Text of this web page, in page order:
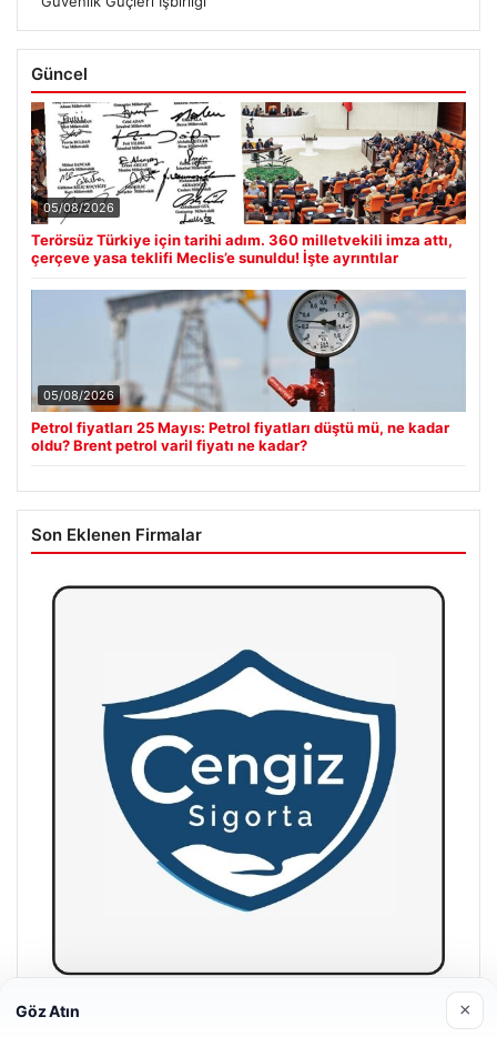
Güncel
05/08/2026
Terörsüz Türkiye için tarihi adım. 360 milletvekili imza attı,
çerçeve yasa teklifi Meclis’e sunuldu! İşte ayrıntılar
05/08/2026
Petrol fiyatları 25 Mayıs: Petrol fiyatları düştü mü, ne kadar
oldu? Brent petrol varil fiyatı ne kadar?
Son Eklenen Firmalar
Hastaş Beton
Göz Atın ×